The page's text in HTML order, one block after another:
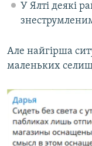
У Ялті деякі
Але найгірша
маленьких